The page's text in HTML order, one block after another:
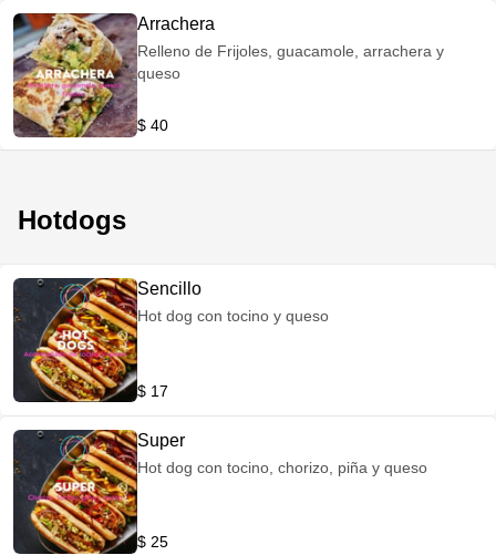
Arrachera
Relleno de Frijoles, guacamole, arrachera y
queso
$ 40
Hotdogs
Sencillo
Hot dog con tocino y queso
$ 17
Super
Hot dog con tocino, chorizo, piña y queso
$ 25